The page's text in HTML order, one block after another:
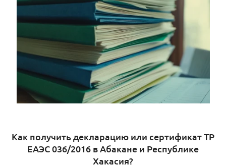
Как получить декларацию или сертификат ТР
ЕАЭС 036/2016 в Абакане и Республике
Хакасия?